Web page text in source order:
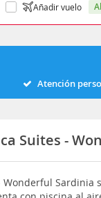
Añadir vuelo
Atención
Suites -
Wonderful